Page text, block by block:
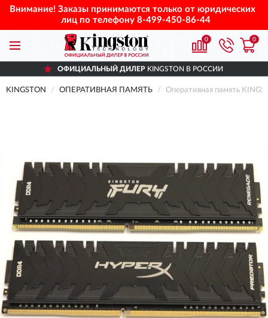
Внимание! Заказы принимаются только от юридических
лиц по телефону 8-499-450-86-44
0 0
ОФИЦИАЛЬНЫЙ ДИЛЕР KINGSTON В РОССИИ
KINGSTON ОПЕРАТИВНАЯ ПАМЯТЬ Оперативная память